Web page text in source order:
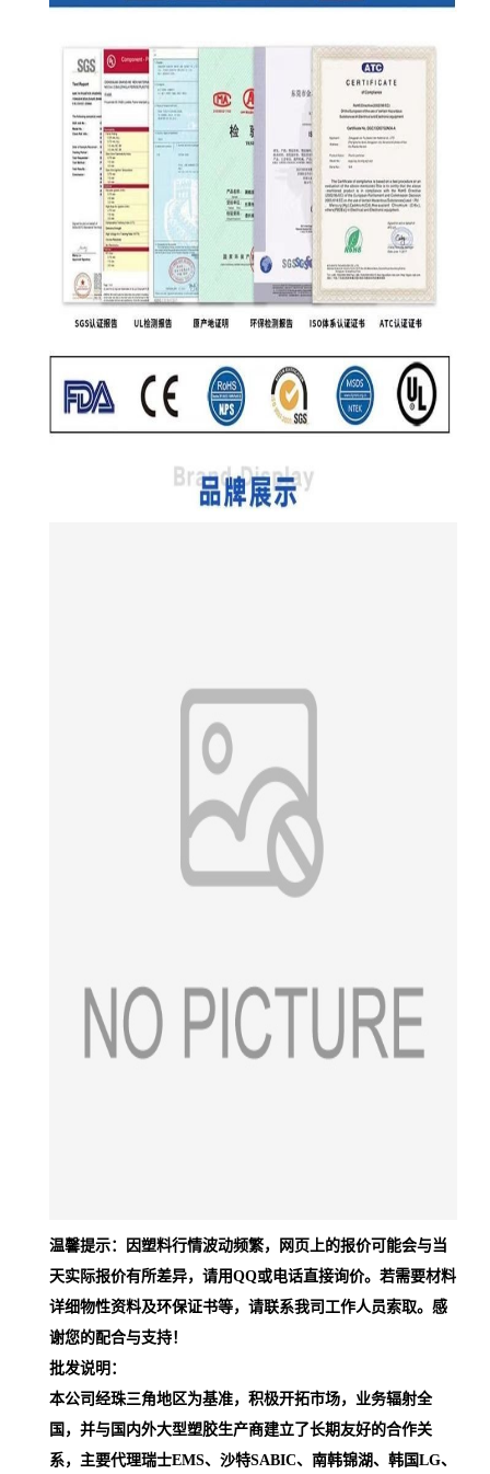
温馨提示：因塑料行情波动频繁，网页上的报价可能会与当
天实际报价有所差异，请用QQ或电话直接询价。若需要材料
详细物性资料及环保证书等，请联系我司工作人员索取。感
谢您的配合与支持！
批发说明：
本公司经珠三角地区为基准，积极开拓市场，业务辐射全
国，并与国内外大型塑胶生产商建立了长期友好的合作关
系，主要代理瑞士EMS、沙特SABIC、南韩锦湖、韩国LG、